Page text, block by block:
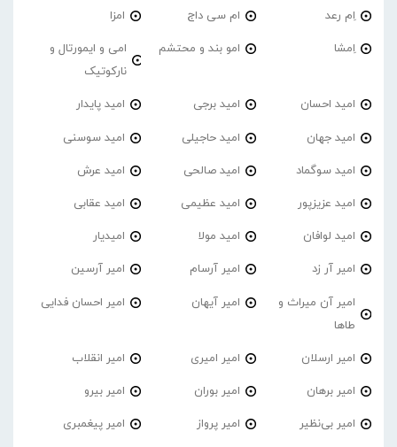
اِم رعد ام سی داج امزا
اِمشا امو بند و محتشم
امی و ایمورتال و
نارکوتیک
امید احسان امید برجی امید پایدار
امید جهان امید حاجیلی امید سوسنی
امید سوگماد امید صالحی امید عرش
امید عزیزپور امید عظیمی امید عقابی
امید لوافان امید مولا امیدیار
امیر آر زد امیر آرسام امیر آرسین
امیر آن میراث و
طاها
امیر آیهان امیر احسان فدایی
امیر ارسلان امیر امیری امیر انقلاب
امیر برهان امیر‌ بوران امیر بیرو
امیر بی‌نظیر امیر پرواز امیر پیغمبری